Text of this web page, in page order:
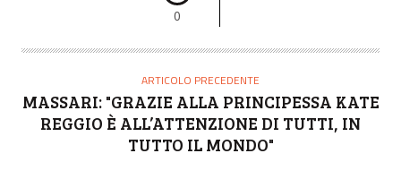
0
ARTICOLO PRECEDENTE
MASSARI: "GRAZIE ALLA PRINCIPESSA KATE
REGGIO È ALL’ATTENZIONE DI TUTTI, IN
TUTTO IL MONDO"